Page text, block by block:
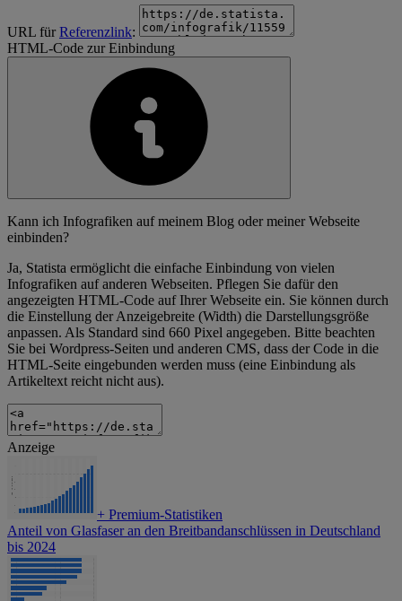
URL fürReferenzlink:
HTML-Code zur Einbindung
Kann ich Infografiken auf meinem Blog oder meiner Webseite
einbinden?
Ja, Statista ermöglicht die einfache Einbindung von vielen
Infografiken auf anderen Webseiten. Pflegen Sie dafür den
angezeigten HTML-Code auf Ihrer Webseite ein. Sie können durch
die Einstellung der Anzeigebreite (Width) die Darstellungsgröße
anpassen. Als Standard sind 660 Pixel angegeben. Bitte beachten
Sie bei Wordpress-Seiten und anderen CMS, dass der Code in die
HTML-Seite eingebunden werden muss (eine Einbindung als
Artikeltext reicht nicht aus).
Anzeige
+ Premium-Statistiken
Anteil von Glasfaser an den Breitbandanschlüssen in Deutschland
bis 2024